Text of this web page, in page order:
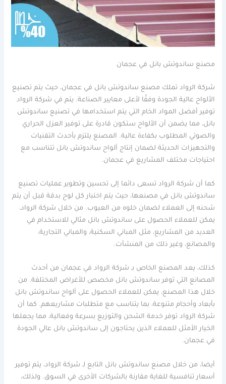
مصنع ساندوتش بانل في عجمان
شركة الرواد تملك مصنع ساندوتش بانل في عجمان، حيث يتم تصنيع
الألواح عالية الجودة وفقًا لأعلى معايير الصناعة. يتم في شركة الرواد
توفير أفضل المواد الخام التي يتم استخدامها في تصنيع ساندوتش
بانل، مما يضمن أن الألواح ستكون قادرة على توفير العزل الحراري
والصوتي المطلوب بكفاءة عالية. المصنع يلتزم بأحدث التقنيات
والتجهيزات الحديثة لضمان إنتاج ألواح ساندوتش بانل تتناسب مع
احتياجات مختلف المشاريع في عجمان.
كما أن شركة الرواد تسعى دائما إلى تحسين وتطوير عمليات تصنيع
ساندوتش بانل في مصنعها، حيث يتم اختبار كل لوح بدقة قبل أن يتم
شحنه إلى العملاء لضمان خلوه من العيوب. من خلال شركة الرواد،
يمكن للعملاء الحصول على ساندوتش بانل مثالي للاستخدام في
العديد من المشاريع، مثل المباني السكنية، والمباني التجارية،
والمصانع، وغير ذلك من المنشآت.
كذلك، يعد المصنع الخاص بـ شركة الرواد في عجمان من أحدث
المصانع التي توفر ساندوتش بانل مخصص للأغراض المختلفة. من
خلال هذا المصنع، يمكن للعملاء الحصول على ألواح ساندوتش بانل
بأبعاد وأحجام متنوعة، بما يتناسب مع متطلبات مشاريعهم. كما أن
شركة الرواد توفر خدمة الشحن والتوزيع بسرعة وفعالية، مما يجعلها
الخيار الأمثل للعملاء الذين يحتاجون إلى ساندوتش بانل عالي الجودة
في عجمان.
أيضا، من خلال مصنع ساندوتش بانل التابع لـ شركة الرواد، يتم توفير
أسعار تنافسية للغاية مقارنة بالشركات الأخرى في السوق. ولذلك،